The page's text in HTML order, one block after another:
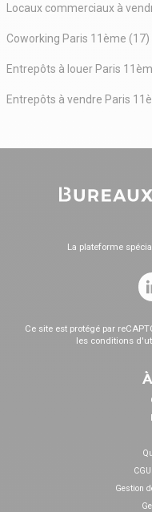
Locaux commerciaux à
Coworking Paris 11ème (17)
Entrepôts à louer Paris
Entrepôts à vendre Paris
La plateforme
Ce site est protégé par
les conditions
Gestion